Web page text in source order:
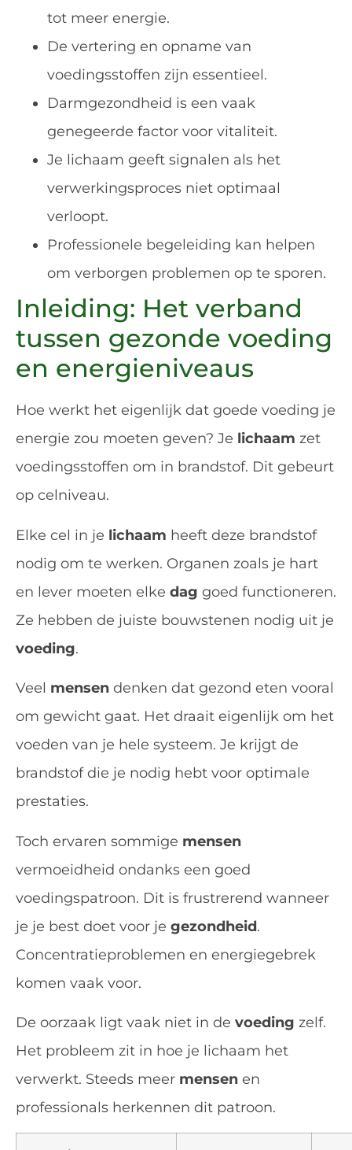
tot meer energie.
De vertering en opname van
voedingsstoffen zijn essentieel.
Darmgezondheid is een vaak
genegeerde factor voor vitaliteit.
Je lichaam geeft signalen als het
verwerkingsproces niet optimaal
verloopt.
Professionele begeleiding kan helpen
om verborgen problemen op te sporen.
Inleiding: Het verband
tussen gezonde voeding
en energieniveaus
Hoe werkt het eigenlijk dat goede voeding je
energie zou moeten geven? Je lichaam zet
voedingsstoffen om in brandstof. Dit gebeurt
op celniveau.
Elke cel in je lichaam heeft deze brandstof
nodig om te werken. Organen zoals je hart
en lever moeten elke dag goed functioneren.
Ze hebben de juiste bouwstenen nodig uit je
voeding.
Veel mensen denken dat gezond eten vooral
om gewicht gaat. Het draait eigenlijk om het
voeden van je hele systeem. Je krijgt de
brandstof die je nodig hebt voor optimale
prestaties.
Toch ervaren sommige mensen
vermoeidheid ondanks een goed
voedingspatroon. Dit is frustrerend wanneer
je je best doet voor je gezondheid.
Concentratieproblemen en energiegebrek
komen vaak voor.
De oorzaak ligt vaak niet in de voeding zelf.
Het probleem zit in hoe je lichaam het
verwerkt. Steeds meer mensen en
professionals herkennen dit patroon.